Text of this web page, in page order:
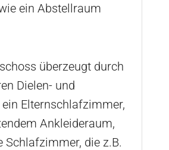
ein Abstellraum
überzeugt durch
Dielen- und
Elternschlafzimmer,
Ankleideraum,
Schlafzimmer, die z.B.